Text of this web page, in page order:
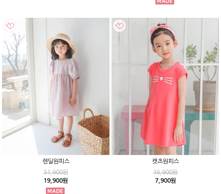
렌딜원피스
31,900원
19,900원
캣츠원피스
16,900원
7,900원